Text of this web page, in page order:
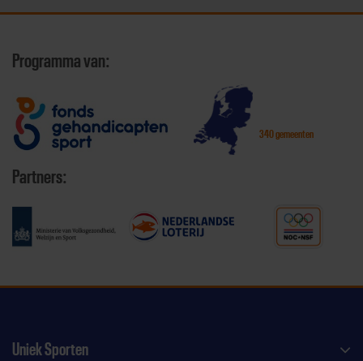
Programma van:
340 gemeenten
Partners:
Uniek Sporten